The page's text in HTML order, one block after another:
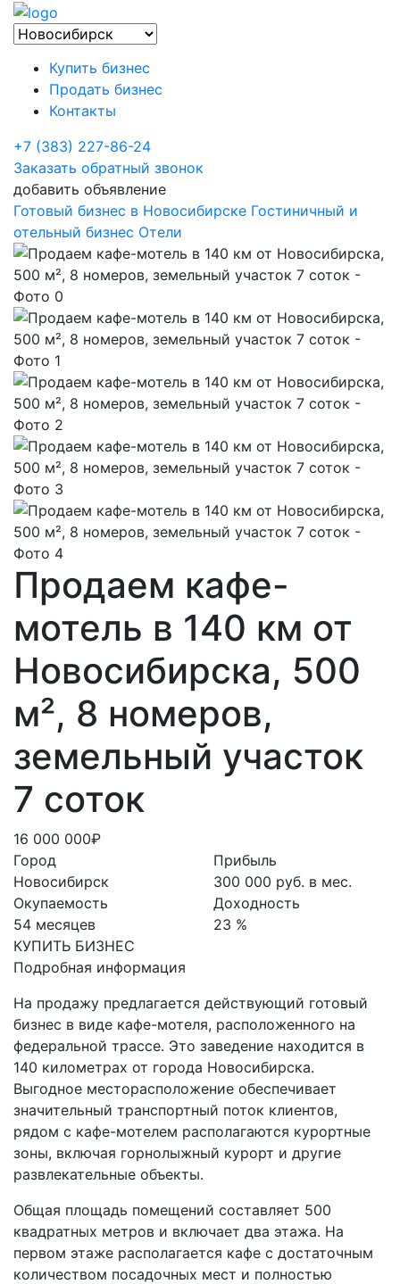
Купить бизнес
Продать бизнес
Контакты
+7 (383) 227-86-24
Заказать обратный звонок
добавить объявление
Готовый бизнес в Новосибирске Гостиничный и
отельный бизнес Отели
Продаем кафе-
мотель в 140 км от
Новосибирска, 500
м², 8 номеров,
земельный участок
7 соток
16 000 000₽
Город
Новосибирск
Окупаемость
54 месяцев
КУПИТЬ БИЗНЕС
Прибыль
300 000 руб. в мес.
Доходность
23 %
Подробная информация
На продажу предлагается действующий готовый
бизнес в виде кафе-мотеля, расположенного на
федеральной трассе. Это заведение находится в
140 километрах от города Новосибирска.
Выгодное месторасположение обеспечивает
значительный транспортный поток клиентов,
рядом с кафе-мотелем располагаются курортные
зоны, включая горнолыжный курорт и другие
развлекательные объекты.
Общая площадь помещений составляет 500
квадратных метров и включает два этажа. На
первом этаже располагается кафе с достаточным
количеством посадочных мест и полностью